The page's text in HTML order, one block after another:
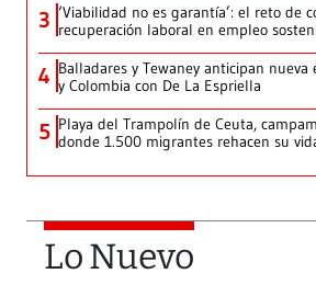
3 ‘Viabilidad no es garantía’: el reto de
recuperación laboral en empleo
4 Balladares y Tewaney anticipan
y Colombia con De La Espriella
5 Playa del Trampolín de Ceuta,
donde 1.500 migrantes rehacen su
Lo Nuevo